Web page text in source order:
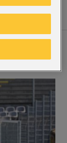
klare Ansage